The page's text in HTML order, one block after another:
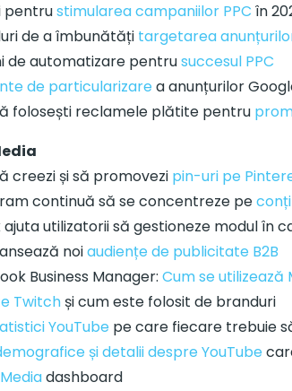
pentrustimularea campaniilor PPC în
de a îmbunătăți targetarea
de automatizare pentrusuccesul PPC
de particularizare a anunțurilor
folosești reclamele plătite pentru
creezi și să promovezi pin-uri pe
continuă să se concentreze pe
utilizatorii să gestioneze modul în
noiaudiențe de publicitate B2B
Business Manager: Cum se utilizează
Twitchși cum este folosit de branduri
YouTube pe care fiecare trebuie
și detalii despre YouTube
dashboard